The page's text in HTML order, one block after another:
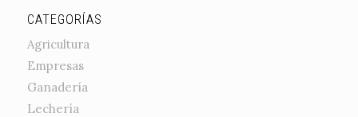
CATEGORÍAS
Agricultura
Empresas
Ganadería
Lechería